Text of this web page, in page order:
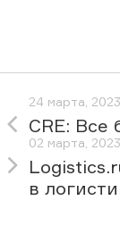
24 марта, 2023
CRE: Все
02 марта, 2023
в